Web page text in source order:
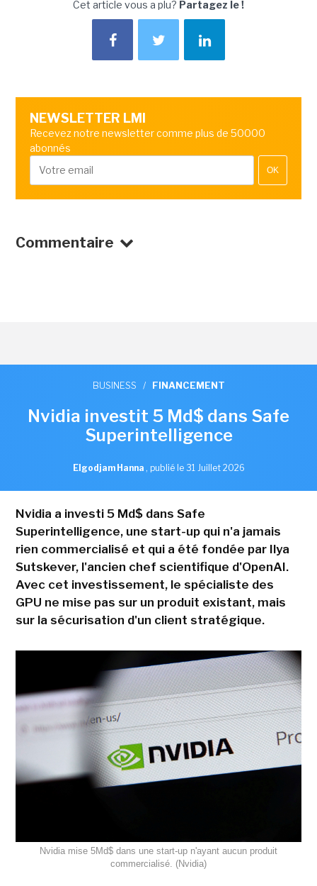
Cet article vous a plu? Partagez le !
NEWSLETTER LMI
Recevez notre newsletter comme plus de 50000
abonnés
OK
Commentaire
BUSINESS / FINANCEMENT
Nvidia investit 5 Md$ dans Safe
Superintelligence
Elgodjam Hanna , publié le 31 Juillet 2026
Nvidia a investi 5 Md$ dans Safe
Superintelligence, une start-up qui n'a jamais
rien commercialisé et qui a été fondée par Ilya
Sutskever, l'ancien chef scientifique d'OpenAI.
Avec cet investissement, le spécialiste des
GPU ne mise pas sur un produit existant, mais
sur la sécurisation d'un client stratégique.
Nvidia mise 5Md$ dans une start-up n'ayant aucun produit
commercialisé. (Nvidia)